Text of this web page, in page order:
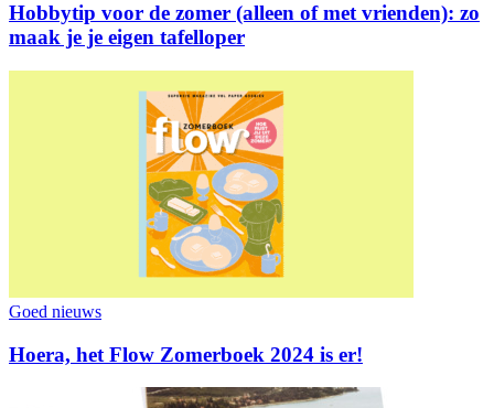
Hobbytip voor de zomer (alleen of met vrienden): zo
maak je je eigen tafelloper
Goed nieuws
Hoera, het Flow Zomerboek 2024 is er!